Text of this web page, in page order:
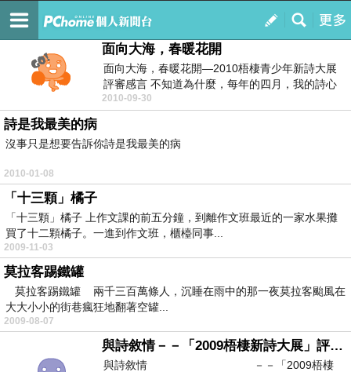
我的
訂閱
文學智商指數
面向大海，春暖花開
面向大海，春暖花開—2010梧棲青少年新詩大展
評審感言 不知道為什麼，每年的四月，我的詩心
總會莫名地...
2010-09-30
詩是我最美的病
沒事只是想要告訴你詩是我最美的病
2010-01-08
「十三顆」橘子
「十三顆」橘子 上作文課的前五分鐘，到離作文班最近的一家水果攤
買了十二顆橘子。一進到作文班，櫃檯同事...
2009-11-03
莫拉客踢鐵罐
莫拉客踢鐵罐 兩千三百萬條人，沉睡在雨中的那一夜莫拉客颱風在
大大小小的街巷瘋狂地翻著空罐...
2009-08-07
與詩敘情－－「2009梧棲新詩大展」評審感言；給梧棲寫詩的孩子們
與詩敘情 －－「2009梧棲